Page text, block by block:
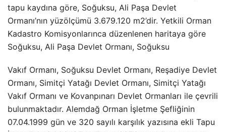
tapu kaydına göre, Soğuksu, Ali Paşa Devlet
Ormanı’nın yüzölçümü 3.679.120 m2’dir. Yetkili Orman
Kadastro Komisyonlarınca düzenlenen haritaya göre
Soğuksu, Ali Paşa Devlet Ormanı, Soğuksu
Vakıf Ormanı, Soğuksu Devlet Ormanı, Reşadiye Devlet
Ormanı, Simitçi Yatağı Devlet Ormanı, Simitçi Yatağı
Vakıf Ormanı ve Kovanpınarı Devlet Ormanları ile çevrili
bulunmaktadır. Alemdağ Orman İşletme Şefliğinin
07.04.1999 gün ve 320 sayılı karşılık yazısına ekli Tapu